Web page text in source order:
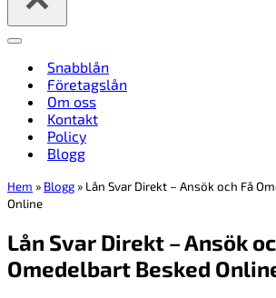
Navigeringsmeny
Snabblån
Företagslån
Om oss
Kontakt
Policy
Blogg
Hem » Blogg » Lån Svar Direkt – Ansök och Få
Online
Lån Svar Direkt – Ansök
Omedelbart Besked